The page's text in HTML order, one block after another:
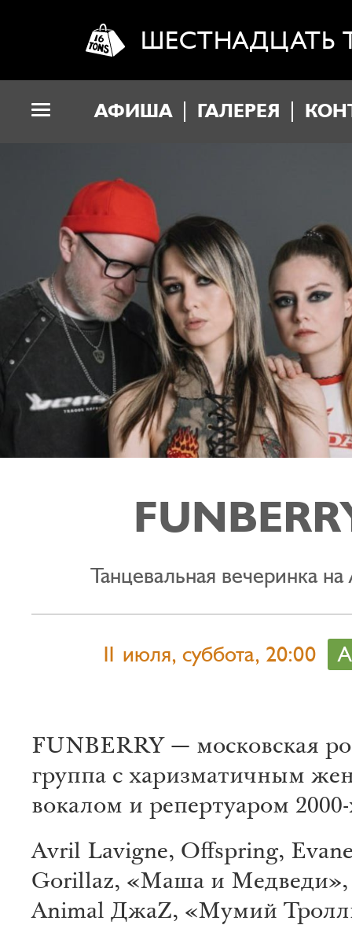
ШЕСТНАДЦАТЬ
АФИША ГАЛЕРЕЯ
Танцевальная вечеринка на
11 июля, суббота, 20:00
FUNBERRY — московская
группа с харизматичным
вокалом и репертуаром
Avril Lavigne, Offspring,
Gorillaz, «Маша и Медведи»,
Animal ДжаZ, «Мумий